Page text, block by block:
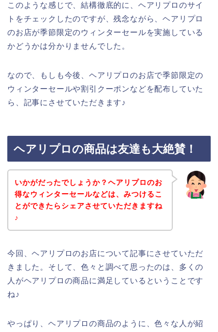
このような感じで、結構徹底的に、ヘアリプロのサイ
トをチェックしたのですが、残念ながら、ヘアリプロ
のお店が季節限定のウィンターセールを実施している
かどうかは分かりませんでした。
なので、もしも今後、ヘアリプロのお店で季節限定の
ウィンターセールや割引クーポンなどを配布していた
ら、記事にさせていただきます♪
ヘアリプロの商品は友達も大絶賛！
いかがだったでしょうか？ヘアリプロのお
得なウィンターセールなどは、みつけるこ
とができたらシェアさせていただきますね
♪
今回、ヘアリプロのお店について記事にさせていただ
きました。そして、色々と調べて思ったのは、多くの
人がヘアリプロの商品に満足しているということです
ね♪
やっぱり、ヘアリプロの商品のように、色々な人が紹